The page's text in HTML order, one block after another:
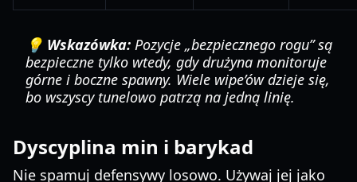
💡 Wskazówka: Pozycje „bezpiecznego rogu” są
bezpieczne tylko wtedy, gdy drużyna monitoruje
górne i boczne spawny. Wiele wipe’ów dzieje się,
bo wszyscy tunelowo patrzą na jedną linię.
Dyscyplina min i barykad
Nie spamuj defensywy losowo. Używaj jej jako